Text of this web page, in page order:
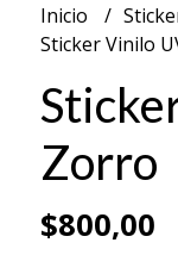
Inicio
Sticker Vinilo
Zorro
$800,00